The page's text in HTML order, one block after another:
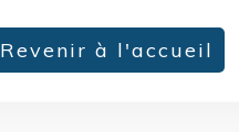
Revenir à l'accueil